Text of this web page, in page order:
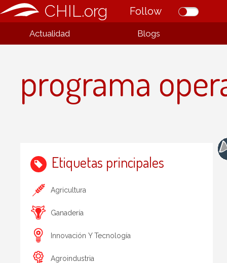
CHIL.org Follow
Actualidad Blogs
programa
Etiquetas principales
Agricultura
Ganadería
Innovación Y Tecnología
Agroindustria